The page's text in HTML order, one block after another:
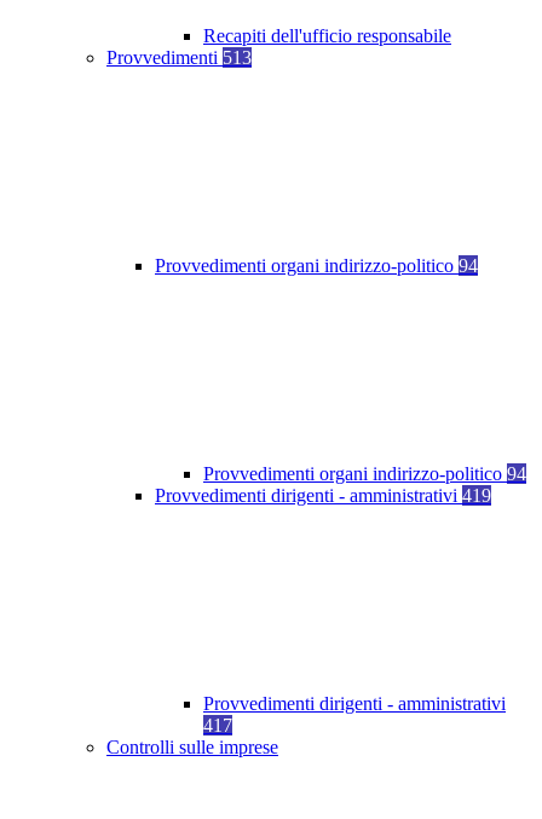
Recapiti dell'ufficio responsabile
Provvedimenti 513
Provvedimenti organi indirizzo-politico 94
Provvedimenti organi indirizzo-politico 94
Provvedimenti dirigenti - amministrativi 419
Provvedimenti dirigenti - amministrativi
417
Controlli sulle imprese